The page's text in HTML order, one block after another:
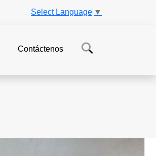
Select Language ▼
Contáctenos